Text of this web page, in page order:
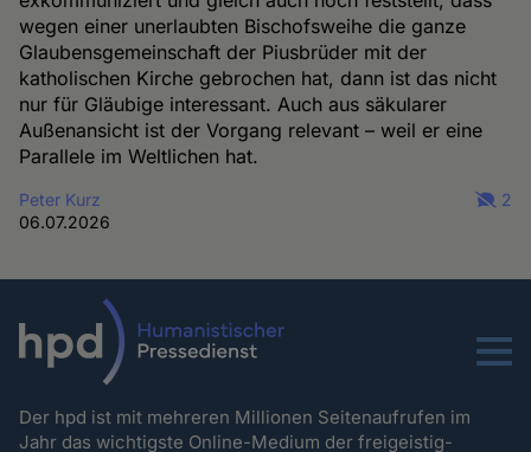
wegen einer unerlaubten Bischofsweihe die ganze
Glaubensgemeinschaft der Piusbrüder mit der
katholischen Kirche gebrochen hat, dann ist das nicht
nur für Gläubige interessant. Auch aus säkularer
Außenansicht ist der Vorgang relevant – weil er eine
Parallele im Weltlichen hat.
Peter Kurz
06.07.2026
2
Menu
Der hpd ist mit mehreren Millionen Seitenaufrufen im
Jahr das wichtigste Online-Medium der freigeistig-